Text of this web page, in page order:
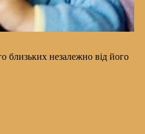
близьких незалежно від його